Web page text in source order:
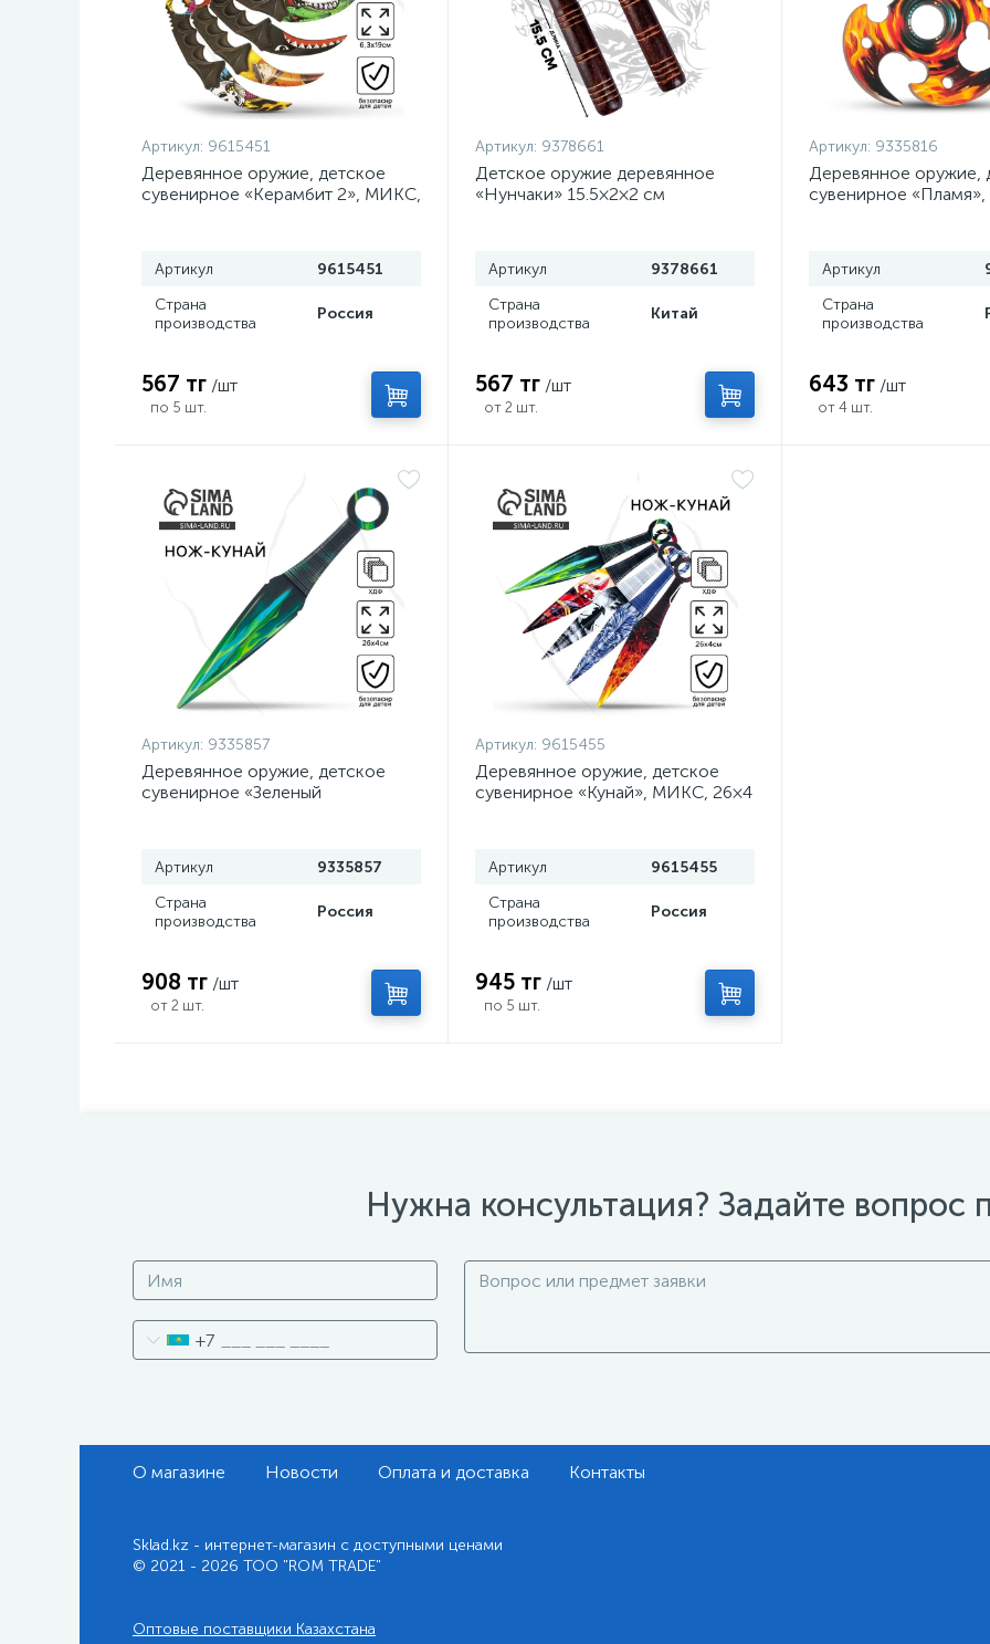
Артикул: 9615451
Деревянное оружие, детское
сувенирное «Керамбит 2», МИКС,
Артикул
9615451
Страна
производства
Россия
567 тг /шт
по 5 шт.
Артикул: 9378661
Детское оружие деревянное
«Нунчаки» 15.5×2×2 см
Артикул
9378661
Страна
производства
Китай
567 тг /шт
от 2 шт.
Артикул: 9335816
Деревянное оружие,
сувенирное
Артикул
Страна
производства
643 тг /шт
от 4 шт.
Артикул: 9335857
Деревянное оружие, детское
сувенирное «Зеленый
Артикул
9335857
Страна
производства
Россия
908 тг /шт
от 2 шт.
Артикул: 9615455
Деревянное оружие, детское
сувенирное «Кунай», МИКС, 26×4
Артикул
9615455
Страна
производства
Россия
945 тг /шт
по 5 шт.
Нужна консультация? Задайте вопрос
+7
О магазине Новости Оплата и доставка Контакты
Sklad.kz - интернет-магазин с доступными ценами
© 2021 - 2026 ТОО "ROM TRADE"
Оптовые поставщики Казахстана